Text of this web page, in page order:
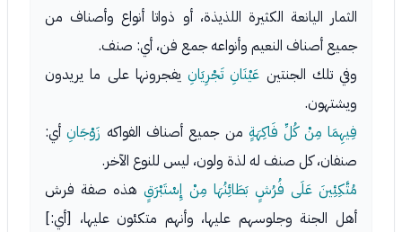
الثمار اليانعة الكثيرة اللذيذة، أو ذواتا أنواع وأصناف من
جميع أصناف النعيم وأنواعه جمع فن، أي: صنف.
وفي تلك الجنتين عَيْنَانِ تَجْرِيَانِ يفجرونها على ما يريدون
ويشتهون.
فِيهِمَا مِنْ كُلِّ فَاكِهَةٍ من جميع أصناف الفواكه زَوْجَانِأي:
صنفان، كل صنف له لذة ولون، ليس للنوع الآخر.
مُتَّكِئِينَ عَلَى فُرُشٍ بَطَائِنُهَا مِنْ إِسْتَبْرَقٍ هذه صفة فرش
أهل الجنة وجلوسهم عليها، وأنهم متكئون عليها، [أي:]